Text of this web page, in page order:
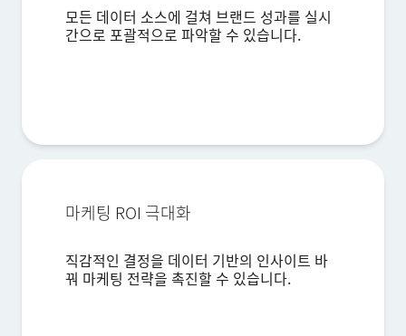
전화번호*
국가*
모든 데이터 소스에 걸쳐 브랜드 성과를 실시
간으로 포괄적으로 파악할 수 있습니다.
마케팅 ROI 극대화
직감적인 결정을 데이터 기반의 인사이트 바
꿔 마케팅 전략을 촉진할 수 있습니다.